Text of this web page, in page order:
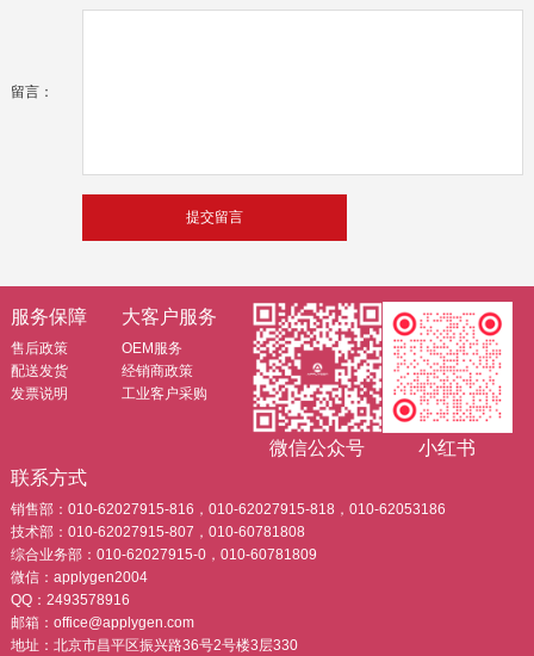
留言：
服务保障
售后政策
配送发货
发票说明
大客户服务
OEM服务
经销商政策
工业客户采购
微信公众号
小红书
联系方式
销售部：010-62027915-816，010-62027915-818，010-62053186
技术部：010-62027915-807，010-60781808
综合业务部：010-62027915-0，010-60781809
微信：applygen2004
QQ：2493578916
邮箱：office@applygen.com
地址：北京市昌平区振兴路36号2号楼3层330